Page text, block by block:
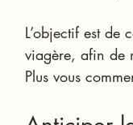
L’objectif est de
viagère, afin de
Plus vous